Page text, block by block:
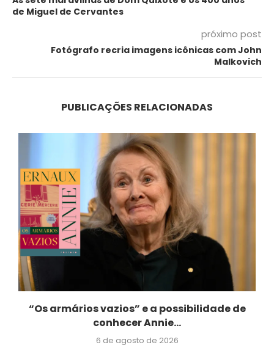
de Miguel de Cervantes
próximo post
Fotógrafo recria imagens icônicas com John
Malkovich
PUBLICAÇÕES RELACIONADAS
“Os armários vazios” e a possibilidade de
conhecer Annie...
6 de agosto de 2026